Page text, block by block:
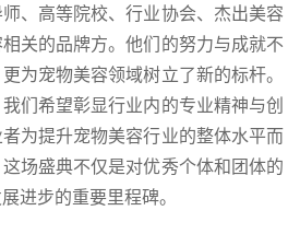
、高等院校、行业协会、杰出美容
关的品牌方。他们的努力与成就不
为宠物美容领域树立了新的标杆。
们希望彰显行业内的专业精神与创
为提升宠物美容行业的整体水平而
场盛典不仅是对优秀个体和团体的
进步的重要里程碑。